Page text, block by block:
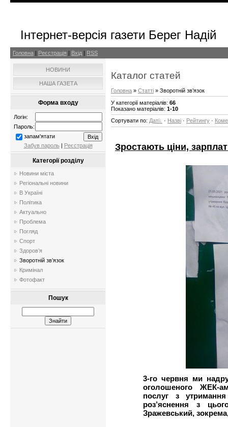
Інтернет-версія газети Берег Надій
Головна | Реєстрація | Вхід | RSS
НОВИНИ
НАША ГАЗЕТА
Форма входу
Логін:
Пароль:
запам'ятати
Забув пароль | Реєстрація
Категорії розділу
Новини міста
Регіональні новини
В Україні
Політика
Актуально
Проблема
Погляд
Спорт
Здоров’я
Зворотній зв’язок
Кримінал
Фотофакт
Пошук
Каталог статей
Головна » Статті » Зворотній зв’язок
У категорії матеріалів: 66
Показано матеріалів: 1-10
Сортувати по: Даті · Назві · Рейтингу ·
Зростають ціни,
3-го червня ми
оголошеного ЖЕК-
послуг з
роз’яснення з
Зражевський,